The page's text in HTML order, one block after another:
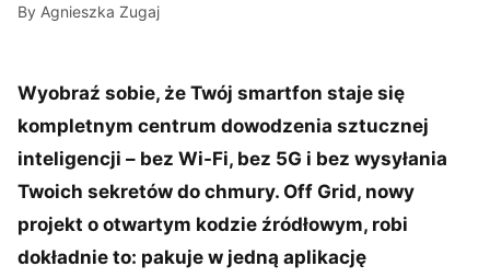
By Agnieszka Zugaj
Wyobraź sobie, że Twój smartfon staje się
kompletnym centrum dowodzenia sztucznej
inteligencji – bez Wi-Fi, bez 5G i bez wysyłania
Twoich sekretów do chmury. Off Grid, nowy
projekt o otwartym kodzie źródłowym, robi
dokładnie to: pakuje w jedną aplikację